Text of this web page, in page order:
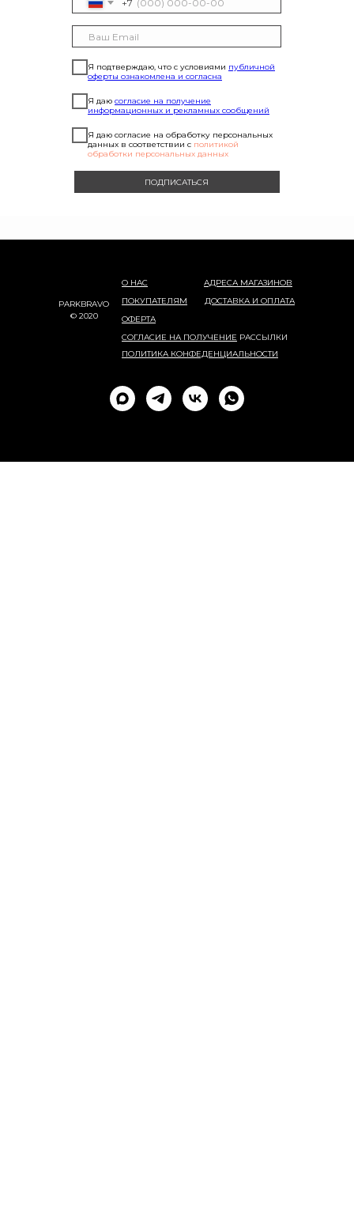
+7
Я подтверждаю, что с условиями публичной
оферты ознакомлена и согласна
Я даю согласие на получение
информационных и рекламных сообщений
Я даю согласие на обработку персональных
данных в соответствии с политикой
обработки персональных данных
ПОДПИСАТЬСЯ
О НАС
АДРЕСА МАГАЗИНОВ
ПОКУПАТЕЛЯМ
PARKBRAVO
© 2020
СОГЛАСИЕ НА ПОЛУЧЕНИЕ РАССЫЛКИ
ПОЛИТИКА КОНФЕДЕНЦИАЛЬНОСТИ
ОФЕРТА
ДОСТАВКА И ОПЛАТА